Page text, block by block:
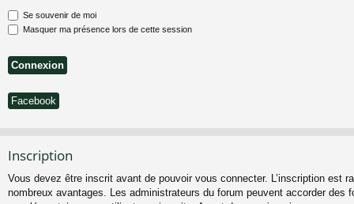
Se souvenir de moi
Masquer ma présence lors de cette session
Facebook
Inscription
Vous devez être inscrit avant de pouvoir vous connecter. L’inscription est
nombreux avantages. Les administrateurs du forum peuvent accorder des